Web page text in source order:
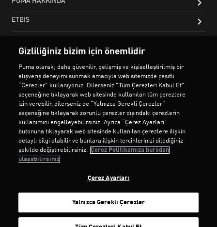
SEPETE EKLE
Gizliliğiniz bizim için önemlidir
Puma olarak; daha güvenilir, gelişmiş ve kişiselleştirilmiş bir
alışveriş deneyimi sunmak amacıyla web sitemizde çeşitli
“Çerezler” kullanıyoruz. Dilerseniz "Tüm Çerezleri Kabul Et"
seçeneğine tıklayarak web sitesinde kullanılan tüm çerezlere
izin verebilir, dilerseniz de “Yalnızca Gerekli Çerezler”
seçeneğine tıklayarak zorunlu çerezler dışındaki çerezlerin
kullanımını engelleyebilirsiniz. Ayrıca “Çerez Ayarları”
butonuna tıklayarak web sitesinde kullanılan çerezlere ilişkin
detaylı bilgi alabilir ve bunlara ilişkin tercihlerinizi dilediğiniz
şekilde değiştirebilirsiniz. Çerez Politikamıza buradan
ulaşabilirsiniz
Çerez Ayarları
Yalnızca Gerekli Çerezler